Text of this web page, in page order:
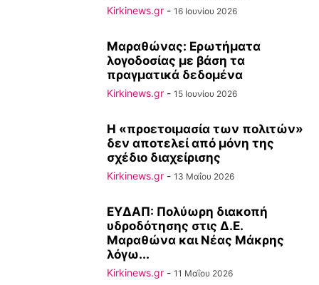
Kirkinews.gr - 16 Ιουνίου 2026
Μαραθώνας: Ερωτήματα
λογοδοσίας με βάση τα
πραγματικά δεδομένα
Kirkinews.gr - 15 Ιουνίου 2026
Η «προετοιμασία των πολιτών»
δεν αποτελεί από μόνη της
σχέδιο διαχείρισης
Kirkinews.gr - 13 Μαΐου 2026
ΕΥΔΑΠ: Πολύωρη διακοπή
υδροδότησης στις Δ.Ε.
Μαραθώνα και Νέας Μάκρης
λόγω...
Kirkinews.gr - 11 Μαΐου 2026